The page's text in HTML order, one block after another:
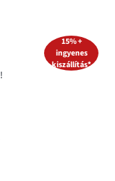
15% +
ingyenes
kiszállítás*